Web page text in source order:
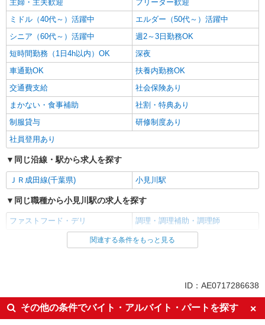
主婦・主夫歓迎
フリーター歓迎
ミドル（40代～）活躍中
エルダー（50代～）活躍中
シニア（60代～）活躍中
週2～3日勤務OK
短時間勤務（1日4h以内）OK
深夜
車通勤OK
扶養内勤務OK
交通費支給
社会保険あり
まかない・食事補助
社割・特典あり
制服貸与
研修制度あり
社員登用あり
同じ沿線・駅から求人を探す
ＪＲ成田線(千葉県) 小見川駅
同じ職種から小見川駅の求人を探す
ファストフード・デリ 調理・調理補助・調理師
同じ雇用形態から小見川駅の求人を探す
履歴書不要
未経験歓迎
高校生OK
大学生歓迎
関連する条件をもっと見る
ID：AE0717286638
その他の条件でバイト・アルバイト・パートを探す